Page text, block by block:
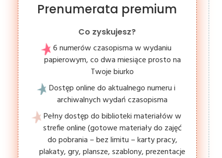
Prenumerata premium
Co zyskujesz?
6 numerów czasopisma w wydaniu
papierowym, co dwa miesiące prosto na
Twoje biurko
Dostęp online do aktualnego numeru i
archiwalnych wydań czasopisma
Pełny dostęp do biblioteki materiałów w
strefie online (gotowe materiały do zajęć
do pobrania – bez limitu – karty pracy,
plakaty, gry, plansze, szablony, prezentacje